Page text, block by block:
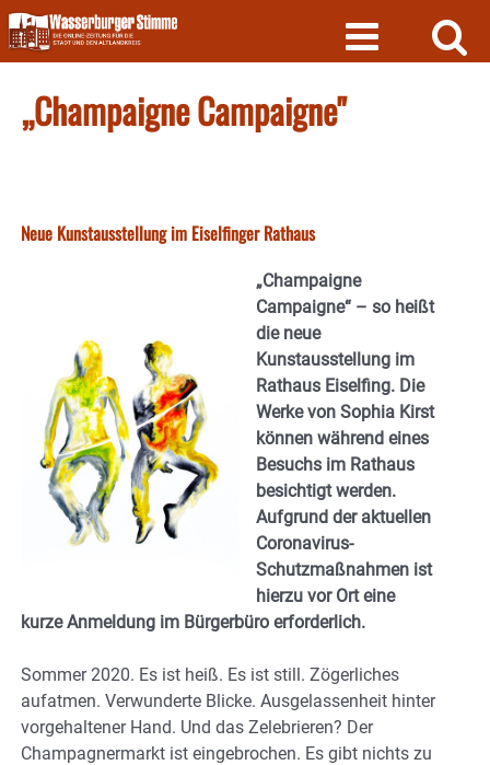
Skip
to
content
„Champaigne Campaigne"
Neue Kunstausstellung im Eiselfinger Rathaus
„Champaigne
Campaigne“ – so heißt
die neue
Kunstausstellung im
Rathaus Eiselfing. Die
Werke von Sophia Kirst
können während eines
Besuchs im Rathaus
besichtigt werden.
Aufgrund der aktuellen
Coronavirus-
Schutzmaßnahmen ist
hierzu vor Ort eine
kurze Anmeldung im Bürgerbüro erforderlich.
Sommer 2020. Es ist heiß. Es ist still. Zögerliches
aufatmen. Verwunderte Blicke. Ausgelassenheit hinter
vorgehaltener Hand. Und das Zelebrieren? Der
Champagnermarkt ist eingebrochen. Es gibt nichts zu